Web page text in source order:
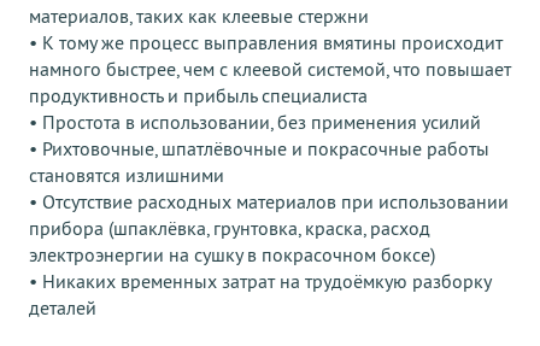
материалов, таких как клеевые стержни
• К тому же процесс выправления вмятины происходит
намного быстрее, чем с клеевой системой, что повышает
продуктивность и прибыль специалиста
• Простота в использовании, без применения усилий
• Рихтовочные, шпатлёвочные и покрасочные работы
становятся излишними
• Отсутствие расходных материалов при использовании
прибора (шпаклёвка, грунтовка, краска, расход
электроэнергии на сушку в покрасочном боксе)
• Никаких временных затрат на трудоёмкую разборку
деталей